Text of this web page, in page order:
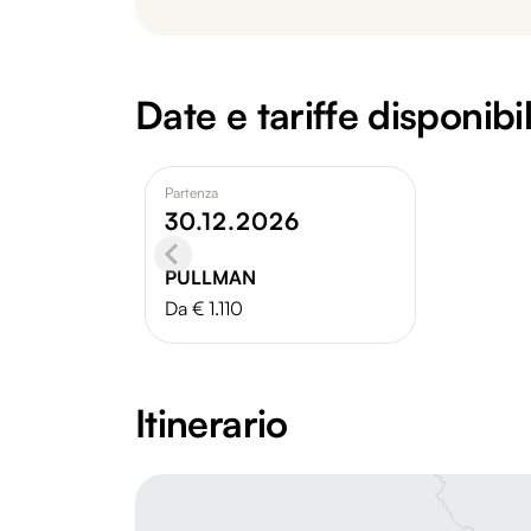
Date e tariffe
Partenza
30.12.2026
PULLMAN
Da € 1.110
Itinerario